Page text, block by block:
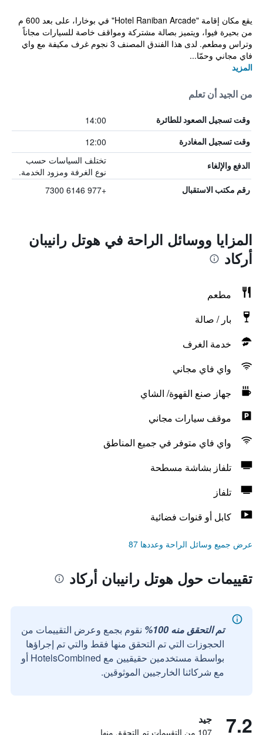
يقع مكان إقامة "Hotel Raniban Arcade" في بوخارا، على بعد 600 م
من بحيرة فيوا، ويتميز بصالة مشتركة ومواقف خاصة للسيارات مجاناً
وتراس ومطعم. لدى هذا الفندق المصنف 3 نجوم غرف مكيفة مع واي
فاي مجاني وحمّا...
المزيد
من الجيد أن تعلم
وقت تسجيل الصعود للطائرة 14:00
وقت تسجيل المغادرة 12:00
الدفع والإلغاء
تختلف السياسات حسب
نوع الغرفة ومزود الخدمة.
رقم مكتب الاستقبال +977 6146 7300
المزايا ووسائل الراحة في هوتل رانيبان
أركاد
مطعم
بار / صالة
خدمة الغرف
واي فاي مجاني
جهاز صنع القهوة/ الشاي
موقف سيارات مجاني
واي فاي متوفر في جميع المناطق
تلفاز بشاشة مسطحة
تلفاز
كابل أو قنوات فضائية
عرض جميع وسائل الراحة وعددها 87
تقييمات حول هوتل رانيبان أركاد
تم التحقق منه 100%
نقوم بجمع وعرض التقييمات من
الحجوزات التي تم التحقق منها فقط والتي تم إجراؤها
بواسطة مستخدمين حقيقيين مع HotelsCombined أو
مع شركائنا الخارجيين الموثوقين.
7.2 جيد
107 من التقييمات تم التحقق منها